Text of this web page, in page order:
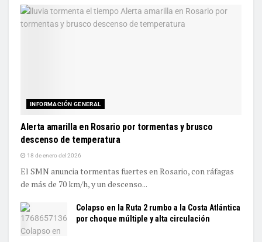
INFORMACIÓN GENERAL
Alerta amarilla en Rosario por tormentas y brusco
descenso de temperatura
18 de enero del 2026
El SMN anuncia tormentas fuertes en Rosario, con ráfagas
de más de 70 km/h, y un descenso...
Colapso en la Ruta 2 rumbo a la Costa Atlántica
por choque múltiple y alta circulación